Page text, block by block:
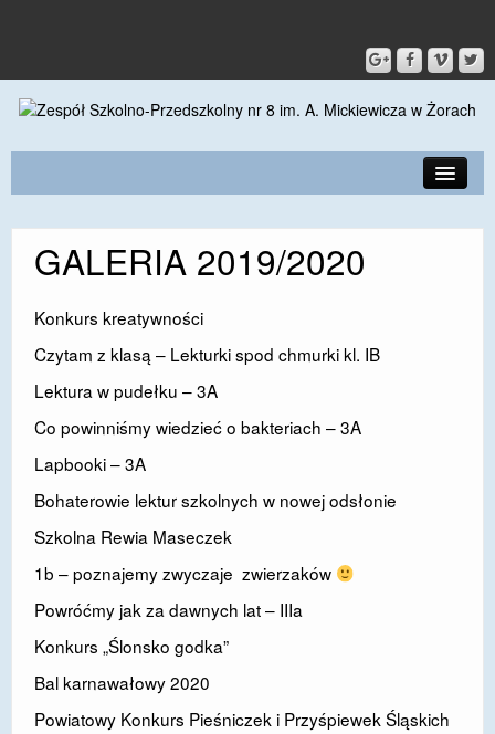
O SZKOLE
KONTAKT
DLA RODZICÓW I UCZNIÓW
DLA PRACOWNIKÓW
GALERIA
DOSTĘPNOŚĆ
POLITYKA PRYWATNOŚCI
RODO
EGZAMIN ÓSMOKLASISTY
GALERIA 2019/2020
Konkurs kreatywności
Czytam z klasą – Lekturki spod chmurki kl. IB
Lektura w pudełku – 3A
Co powinniśmy wiedzieć o bakteriach – 3A
Lapbooki – 3A
Bohaterowie lektur szkolnych w nowej odsłonie
Szkolna Rewia Maseczek
1b – poznajemy zwyczaje zwierzaków
Powróćmy jak za dawnych lat – IIIa
Konkurs „Ślonsko godka”
Bal karnawałowy 2020
Powiatowy Konkurs Pieśniczek i Przyśpiewek Śląskich